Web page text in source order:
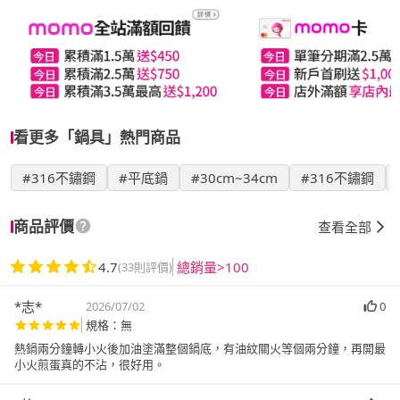
看更多「鍋具」熱門商品
#316不鏽鋼 #平底鍋 #30cm~34cm #316不鏽鋼
商品評價 查看全部
4.7(33則評價) 總銷量>100
*志* 2026/07/02
0
規格：無
熱鍋兩分鐘轉小火後加油塗滿整個鍋底，有油紋關火等個兩分鐘，再開最
小火煎蛋真的不沾，很好用。